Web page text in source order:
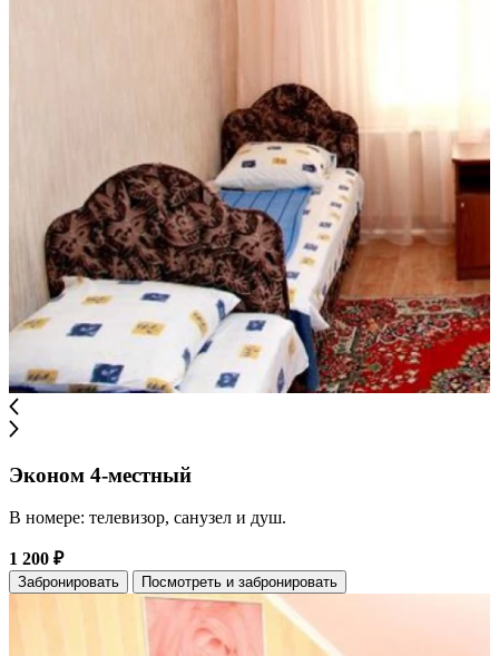
Эконом 4-местный
В номере: телевизор, санузел и душ.
1 200 ₽
Забронировать Посмотреть и забронировать